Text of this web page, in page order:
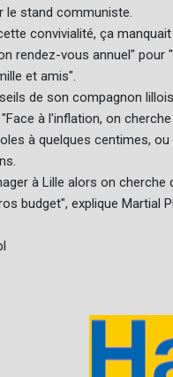
le stand communiste.
convivialité, ça
rendez-vous annuel" pour
et amis".
de son compagnon
à l'inflation, on
à quelques centimes,
à Lille alors on
budget", explique Martial